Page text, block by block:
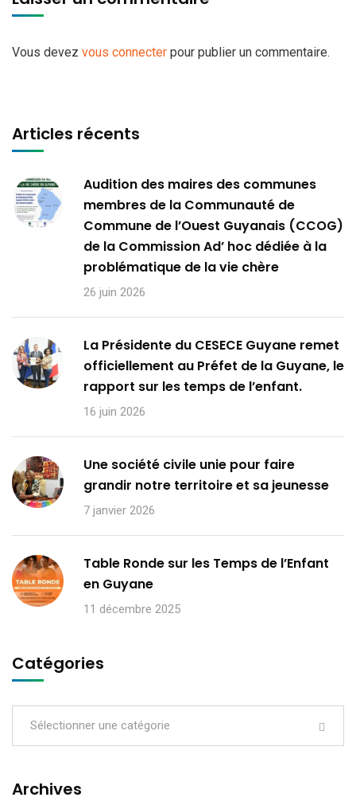
Vous devez vous connecter pour publier un commentaire.
Articles récents
Audition des maires des communes
membres de la Communauté de
Commune de l’Ouest Guyanais (CCOG)
de la Commission Ad’ hoc dédiée à la
problématique de la vie chère
26 juin 2026
La Présidente du CESECE Guyane remet
officiellement au Préfet de la Guyane, le
rapport sur les temps de l’enfant.
16 juin 2026
Une société civile unie pour faire
grandir notre territoire et sa jeunesse
7 janvier 2026
Table Ronde sur les Temps de l’Enfant
en Guyane
11 décembre 2025
Catégories
Sélectionner une catégorie
Archives